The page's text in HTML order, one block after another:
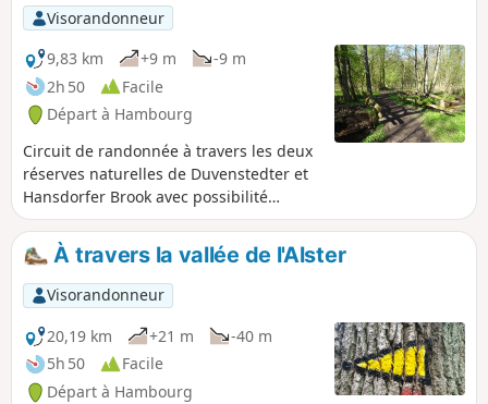
Visorandonneur
9,83 km
+9 m
-9 m
2h 50
Facile
Départ à Hambourg
Circuit de randonnée à travers les deux
réserves naturelles de Duvenstedter et
Hansdorfer Brook avec possibilité
d'observer des oiseaux et des animaux
sauvages. Même des hiboux grand-duc
et des grues nichent ici.
À travers la vallée de l'Alster
Visorandonneur
20,19 km
+21 m
-40 m
5h 50
Facile
Départ à Hambourg